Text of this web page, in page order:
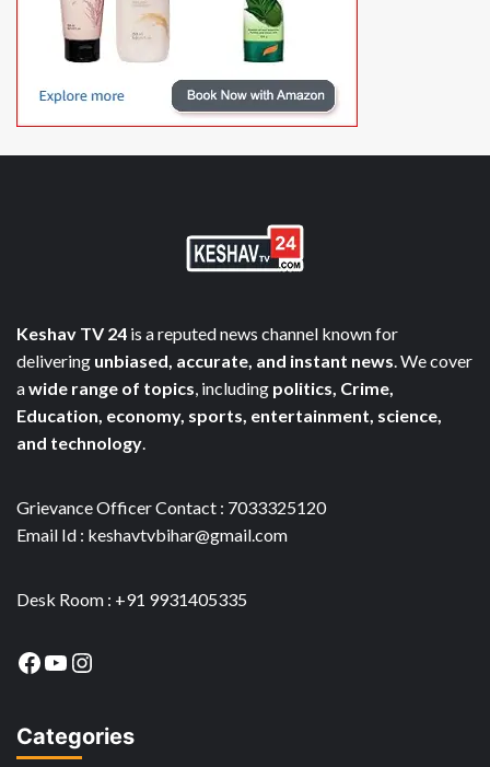
Keshav TV 24 is a reputed news channel known for
delivering unbiased, accurate, and instant news. We cover
awide range of topics, including politics, Crime,
Education, economy, sports, entertainment, science,
and technology.
Grievance Officer Contact : 7033325120
Email Id : keshavtvbihar@gmail.com
Desk Room : +91 9931405335
Facebook
YouTube
Instagram
Categories